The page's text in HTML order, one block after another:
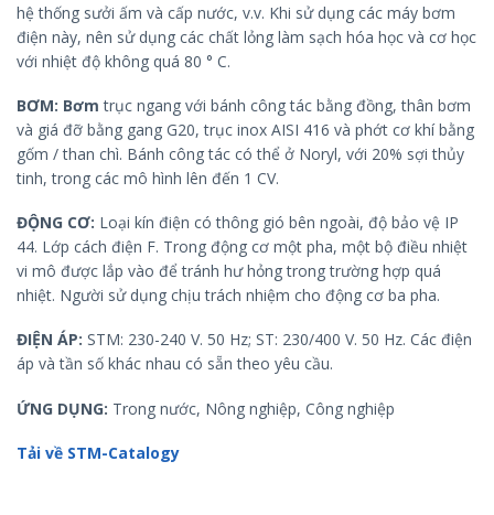
hệ thống sưởi ấm và cấp nước, v.v. Khi sử dụng các máy bơm
điện này, nên sử dụng các chất lỏng làm sạch hóa học và cơ học
với nhiệt độ không quá 80 ° C.
BƠM: Bơm trục ngang với bánh công tác bằng đồng, thân bơm
và giá đỡ bằng gang G20, trục inox AISI 416 và phớt cơ khí bằng
gốm / than chì. Bánh công tác có thể ở Noryl, với 20% sợi thủy
tinh, trong các mô hình lên đến 1 CV.
ĐỘNG CƠ: Loại kín điện có thông gió bên ngoài, độ bảo vệ IP
44. Lớp cách điện F. Trong động cơ một pha, một bộ điều nhiệt
vi mô được lắp vào để tránh hư hỏng trong trường hợp quá
nhiệt. Người sử dụng chịu trách nhiệm cho động cơ ba pha.
ĐIỆN ÁP: STM: 230-240 V. 50 Hz; ST: 230/400 V. 50 Hz. Các điện
áp và tần số khác nhau có sẵn theo yêu cầu.
ỨNG DỤNG: Trong nước, Nông nghiệp, Công nghiệp
Tải về STM-Catalogy